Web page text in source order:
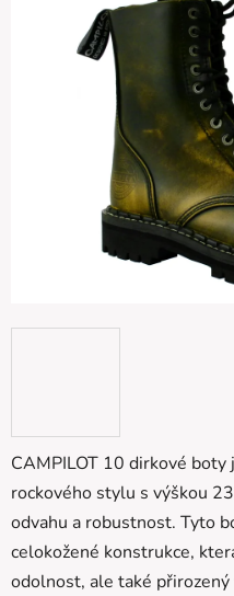
CAMPILOT 10 dirkové
rockového stylu s výškou
odvahu a robustnost. Tyto
celokožené konstrukce,
odolnost, ale také